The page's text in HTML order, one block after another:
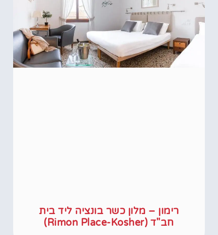
רימון – מלון כשר בונציה ליד בית
חב"ד (Rimon Place-Kosher)